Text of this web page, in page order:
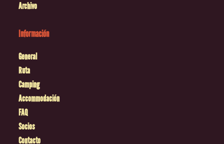
Archivo
Información
General
Ruta
Camping
Accommodación
FAQ
Socios
Contacto